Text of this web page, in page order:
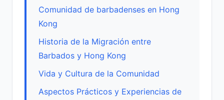
Comunidad de barbadenses en Hong
Kong
Historia de la Migración entre
Barbados y Hong Kong
Vida y Cultura de la Comunidad
Aspectos Prácticos y Experiencias de